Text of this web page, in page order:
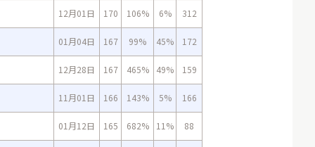
12月01日 170 106% 6% 312
01月04日 167 99% 45% 172
12月28日 167 465% 49% 159
11月01日 166 143% 5% 166
01月12日 165 682% 11% 88